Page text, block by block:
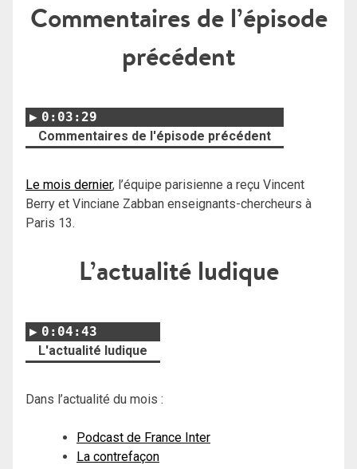
Commentaires de l’épisode
précédent
0:03:29
Commentaires de l'épisode précédent
Le mois dernier, l’équipe parisienne a reçu Vincent
Berry et Vinciane Zabban enseignants-chercheurs à
Paris 13.
L’actualité ludique
0:04:43
L'actualité ludique
Dans l’actualité du mois :
Podcast de France Inter
La contrefaçon